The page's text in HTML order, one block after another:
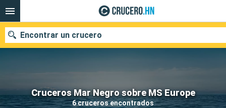
Cruceros Mar Negro sobre MS Europe
6 cruceros encontrados
Encontrar un crucero
Nuestros destinos